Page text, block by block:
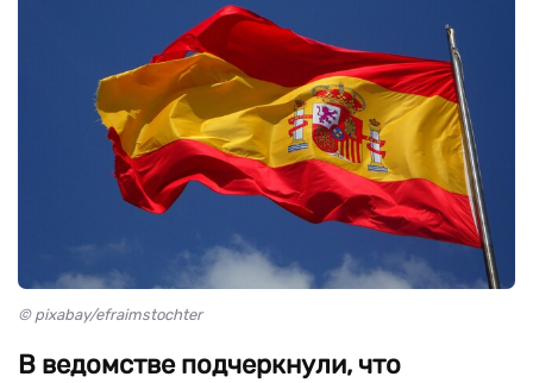
© pixabay/efraimstochter
В ведомстве подчеркнули, что